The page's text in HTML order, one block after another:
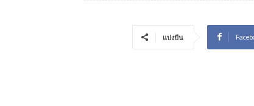
แบ่งปัน